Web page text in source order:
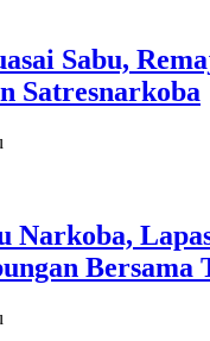
Sabu,
Satresnarkoba
Narkoba,